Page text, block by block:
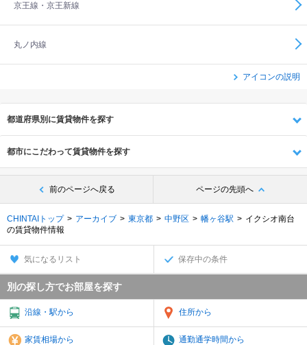
京王線・京王新線
丸ノ内線
アイコンの説明
都道府県別に賃貸物件を探す
都市にこだわって賃貸物件を探す
前のページへ戻る ページの先頭へ
CHINTAIトップ アーカイブ 東京都 中野区 幡ヶ谷駅
イクシオ南台
の賃貸物件情報
気になるリスト 保存中の条件
別の探し方でお部屋を探す
沿線・駅から 住所から
家賃相場から 通勤通学時間から